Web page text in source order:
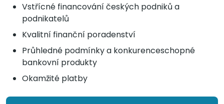
Vstřícné financování českých podniků a
podnikatelů
Kvalitní finanční poradenství
Průhledné podmínky a konkurenceschopné
bankovní produkty
Okamžité platby